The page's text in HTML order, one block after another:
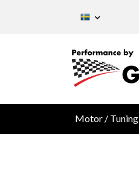
Motor / Tuning